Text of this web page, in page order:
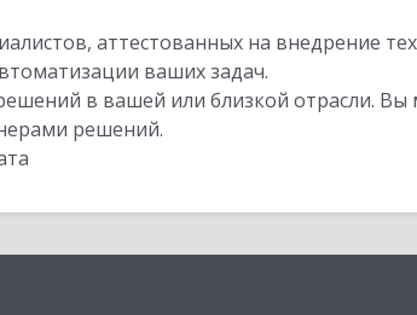
аттестованных на внедрение
ваших задач.
в вашей или близкой отрасли.
решений.